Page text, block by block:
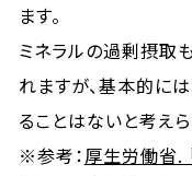
ます。
ミネラルの過剰摂取
れますが、基本的に
ることはないと考えら
※参考：厚生労働省.